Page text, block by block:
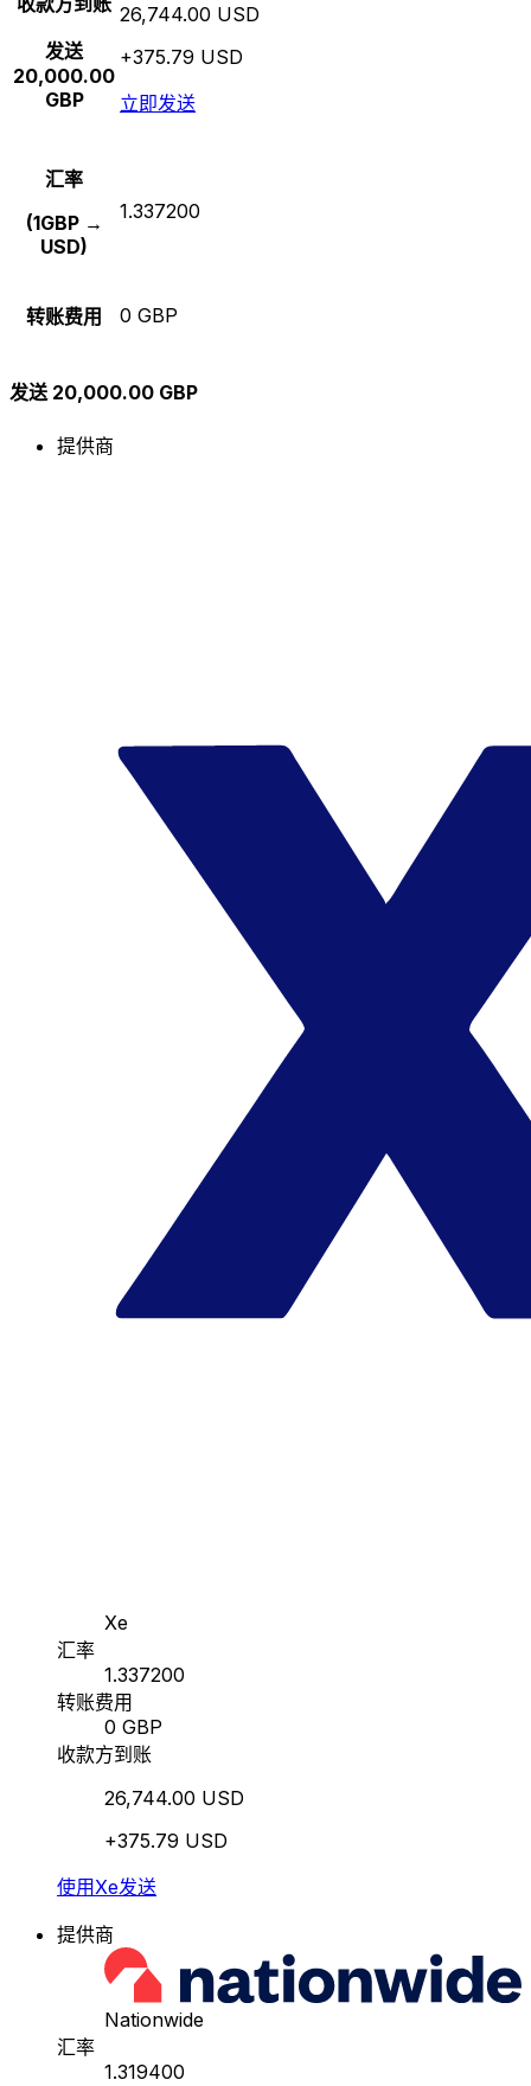
发送
20,000.00
GBP
26,744.00 USD
+375.79 USD
立即发送
汇率
(1GBP →
USD)
1.337200
转账费用 0 GBP
发送 20,000.00 GBP
提供商
Xe
汇率
1.337200
转账费用
0 GBP
收款方到账
26,744.00 USD
+375.79 USD
使用Xe发送
提供商
Nationwide
汇率
1.319400